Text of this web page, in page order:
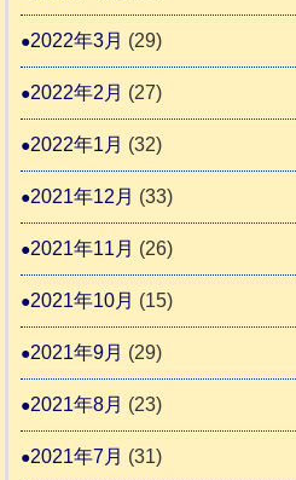
2022年3月 (29)
2022年2月 (27)
2022年1月 (32)
2021年12月 (33)
2021年11月 (26)
2021年10月 (15)
2021年9月 (29)
2021年8月 (23)
2021年7月 (31)